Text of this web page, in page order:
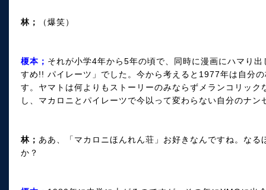
林； （爆笑）
榎本； それが小学4年から5年の頃で、同時に漫画にハマり
すめ!! パイレーツ」でした。今から考えると1977年は自分
す。ヤマトは何よりもストーリーのみならずメランコリッ
し、マカロニとパイレーツで今以って変わらない自分のナ
林； ああ、「マカロニほんれん荘」お好きなんですね。な
か？